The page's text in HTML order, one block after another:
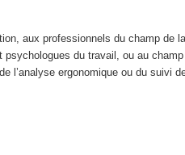
aux professionnels du champ de
du travail, ou au
ergonomique ou du suivi